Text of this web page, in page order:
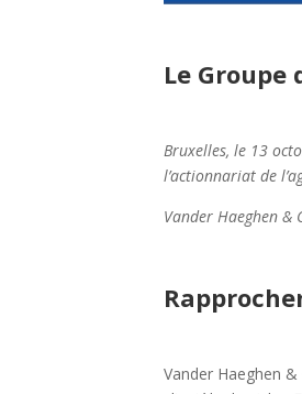
Le Groupe
Bruxelles, le 13
l’actionnariat de
Vander Haeghen &
Vander Haeghen